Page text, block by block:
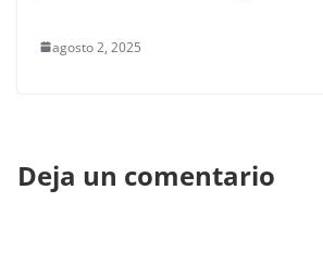
agosto 2, 2025
Deja un comentario